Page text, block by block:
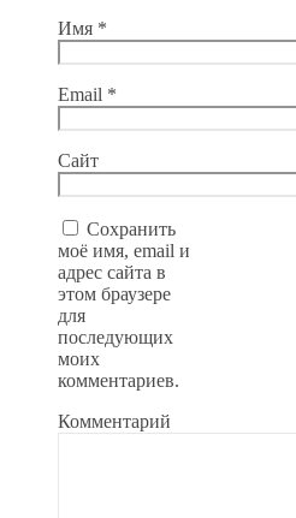
Имя *
Email *
Сайт
Сохранить
моё имя, email и
адрес сайта в
этом браузере
для
последующих
моих
комментариев.
Комментарий